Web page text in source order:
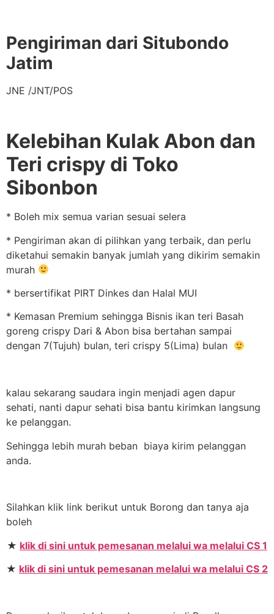
Pengiriman dari Situbondo
Jatim
JNE /JNT/POS
Kelebihan Kulak Abon dan
Teri crispy di Toko
Sibonbon
* Boleh mix semua varian sesuai selera
* Pengiriman akan di pilihkan yang terbaik, dan perlu
diketahui semakin banyak jumlah yang dikirim semakin
murah
* bersertifikat PIRT Dinkes dan Halal MUI
* Kemasan Premium sehingga Bisnis ikan teri Basah
goreng crispy Dari & Abon bisa bertahan sampai
dengan 7(Tujuh) bulan, teri crispy 5(Lima) bulan
kalau sekarang saudara ingin menjadi agen dapur
sehati, nanti dapur sehati bisa bantu kirimkan langsung
ke pelanggan.
Sehingga lebih murah beban biaya kirim pelanggan
anda.
Silahkan klik link berikut untuk Borong dan tanya aja
boleh
★ klik di sini untuk pemesanan melalui wa melalui CS 1
★ klik di sini untuk pemesanan melalui wa melalui CS 2